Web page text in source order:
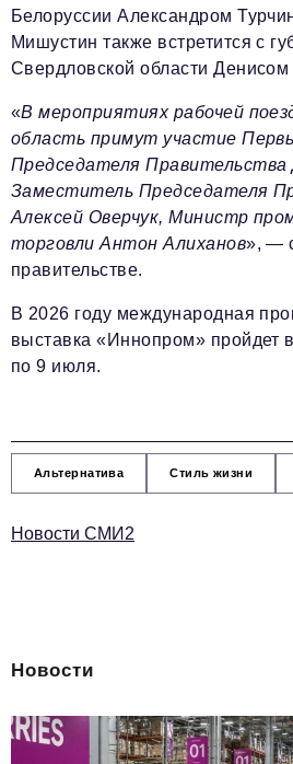
Белоруссии Александром
Мишустин также встретится с
Свердловской области
«В мероприятиях рабочей
область примут участие
Председателя Правительства
Заместитель Председателя
Алексей Оверчук, Министр
торговли Антон Алиханов», —
правительстве.
В 2026 году международная
выставка «Иннопром» пройдет
по 9 июля.
Альтернатива Стиль жизни
Новости СМИ2
Новости